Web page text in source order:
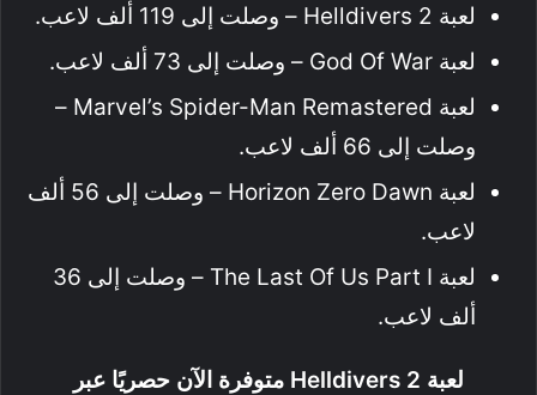
لعبة Helldivers 2 – وصلت إلى 119 ألف لاعب.
لعبة God Of War – وصلت إلى 73 ألف لاعب.
لعبة Marvel’s Spider-Man Remastered –
وصلت إلى 66 ألف لاعب.
لعبة Horizon Zero Dawn – وصلت إلى 56 ألف
لاعب.
لعبة The Last Of Us Part I – وصلت إلى 36
ألف لاعب.
لعبة Helldivers 2 متوفرة الآن حصريًا عبر